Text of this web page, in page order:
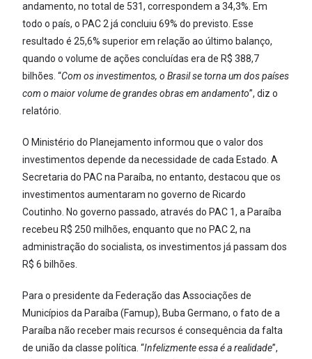
andamento, no total de 531, correspondem a 34,3%. Em
todo o país, o PAC 2 já concluiu 69% do previsto. Esse
resultado é 25,6% superior em relação ao último balanço,
quando o volume de ações concluídas era de R$ 388,7
bilhões. “Com os investimentos, o Brasil se torna um dos países
com o maior volume de grandes obras em andamento”, diz o
relatório.
O Ministério do Planejamento informou que o valor dos
investimentos depende da necessidade de cada Estado. A
Secretaria do PAC na Paraíba, no entanto, destacou que os
investimentos aumentaram no governo de Ricardo
Coutinho. No governo passado, através do PAC 1, a Paraíba
recebeu R$ 250 milhões, enquanto que no PAC 2, na
administração do socialista, os investimentos já passam dos
R$ 6 bilhões.
Para o presidente da Federação das Associações de
Municípios da Paraíba (Famup), Buba Germano, o fato de a
Paraíba não receber mais recursos é consequência da falta
de união da classe política. “Infelizmente essa é a realidade”,